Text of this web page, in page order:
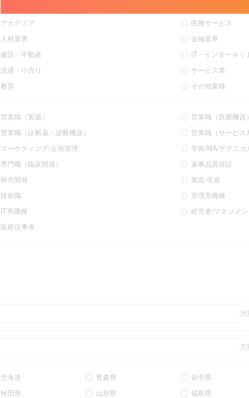
アカデミア
医療サービス
人材業界
金融業界
建設・不動産
IT・インターネッ
流通・小売り
サービス業
教育
その他業種
営業職（製薬）
営業職（医療機器
営業職（診断薬・診断機器）
営業職（サービス
マーケティング/企画管理
学術/MA/テクニカ
専門職（臨床開発）
薬事品質保証
研究開発
製造/生産
技術職
管理系職種
IT系職種
経営者/マネジメ
医療従事者
万
万
北海道 青森県
岩手県
秋田県
山形県
福島県